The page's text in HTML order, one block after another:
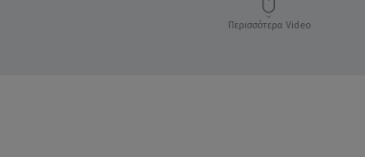
Περισσότερα Video